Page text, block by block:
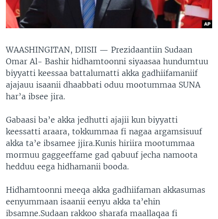
WAASHINGITAN, DIISII — Prezidaantiin Sudaan
Omar Al- Bashir hidhamtoonni siyaasaa hundumtuu
biyyatti keessaa battalumatti akka gadhiifamaniif
ajajauu isaanii dhaabbati oduu mootummaa SUNA
har’a ibsee jira.
Gabaasi ba’e akka jedhutti ajajii kun biyyatti
keessatti araara, tokkummaa fi nagaa argamsisuuf
akka ta’e ibsamee jjira.Kunis hiriira mootummaa
mormuu gaggeeffame gad qabuuf jecha namoota
hedduu eega hidhamanii booda.
Hidhamtoonni meeqa akka gadhiifaman akkasumas
eenyummaan isaanii eenyu akka ta’ehin
ibsamne.Sudaan rakkoo sharafa maallaqaa fi